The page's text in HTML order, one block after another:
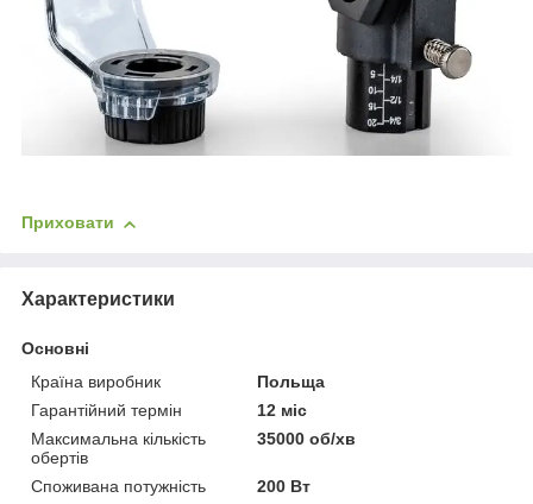
Приховати
Характеристики
Основні
Країна виробник
Польща
Гарантійний термін
12 міс
Максимальна кількість
обертів
35000 об/хв
Споживана потужність
200 Вт